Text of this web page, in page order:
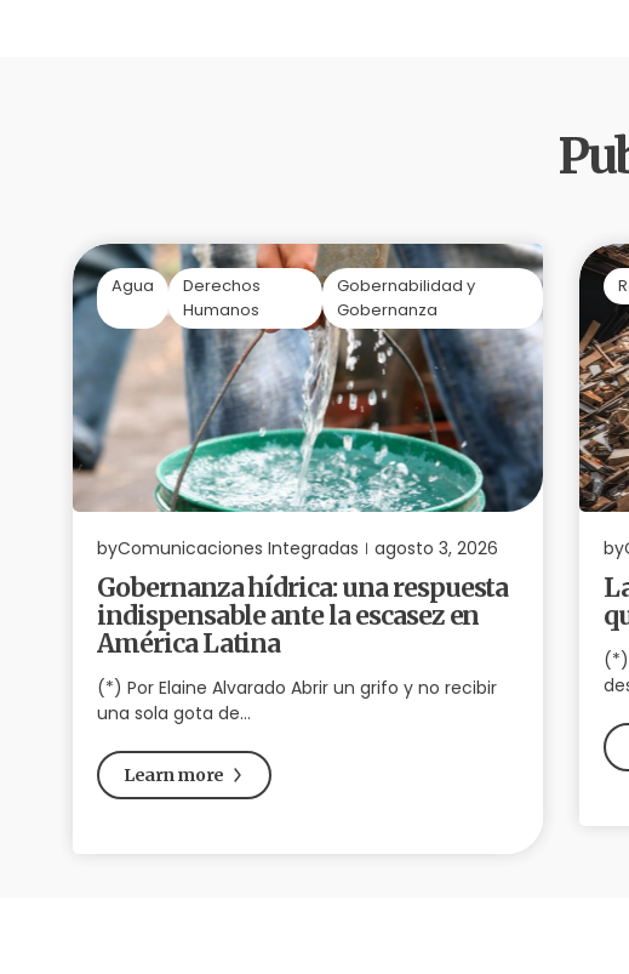
Agua
Derechos
Humanos
Gobernabilidad y
Gobernanza
byComunicaciones Integradas agosto 3, 2026
Gobernanza hídrica: una respuesta
indispensable ante la escasez en
América Latina
(*) Por Elaine Alvarado Abrir un grifo y no recibir
una sola gota de…
Learn more
by
(*)